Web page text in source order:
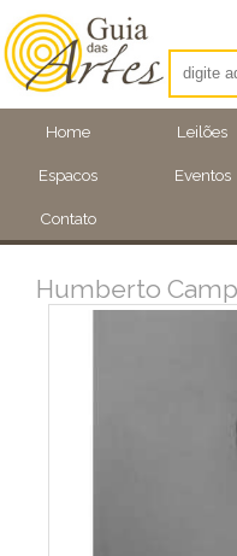
Home Leilões
Espacos Eventos
Contato
Humberto